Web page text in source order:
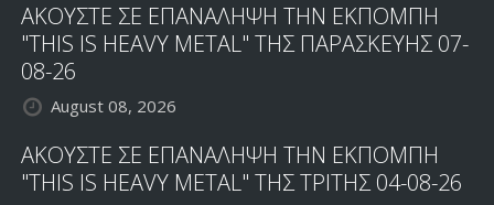
ΑΚΟΥΣΤΕ ΣΕ ΕΠΑΝΑΛΗΨΗ ΤΗΝ ΕΚΠΟΜΠΗ
"THIS IS HEAVY METAL" ΤΗΣ ΠΑΡΑΣΚΕΥΗΣ 07-
08-26
August 08, 2026
ΑΚΟΥΣΤΕ ΣΕ ΕΠΑΝΑΛΗΨΗ ΤΗΝ ΕΚΠΟΜΠΗ
"THIS IS HEAVY METAL" ΤΗΣ ΤΡΙΤΗΣ 04-08-26